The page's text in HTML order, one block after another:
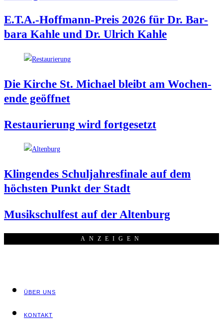
E.T.A.-Hoffmann-Preis 2026 für Dr. Bar­
ba­ra Kah­le und Dr. Ulrich Kahle
Die Kir­che St. Micha­el bleibt am Wochen­
en­de geöffnet
Restau­rie­rung wird fortgesetzt
Klin­gen­des Schul­jah­res­fi­na­le auf dem
höchs­ten Punkt der Stadt
Musik­schul­fest auf der Altenburg
ANZEI­GEN
ÜBER UNS
KON­TAKT